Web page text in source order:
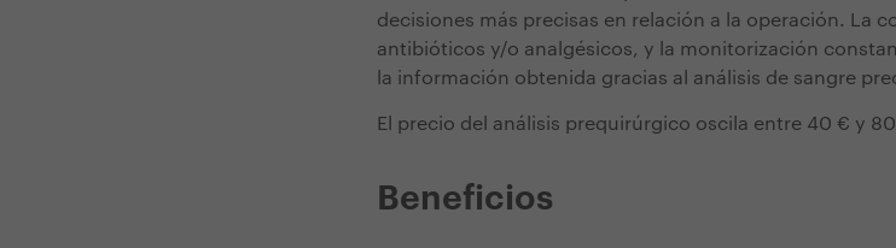
decisiones más precisas en relación a la operación. La
antibióticos y/o analgésicos, y la monitorización
la información obtenida gracias al análisis de sangre
El precio del análisis prequirúrgico oscila entre 40 € y
Beneficios